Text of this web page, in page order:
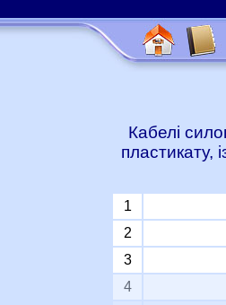
Кабелі
пластикату,
1
2
3
4